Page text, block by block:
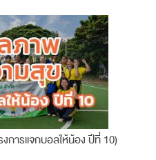
การแจกบอลให้น้อง ปีที่ 10)